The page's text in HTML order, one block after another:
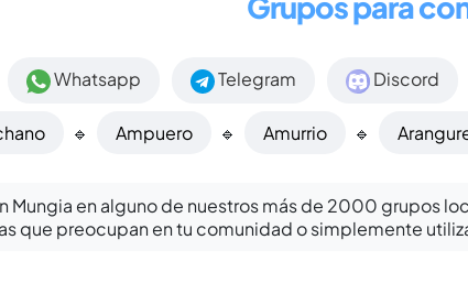
Whatsapp Telegram Discord
🔹 Ampuero 🔹 Amurrio 🔹
Mungia en alguno de nuestros más de 2000 grupos
que preocupan en tu comunidad o simplemente